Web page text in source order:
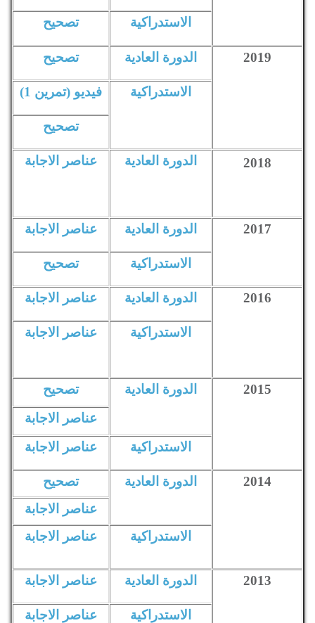
تصحيح الاستدراكية
تصحيح الدورة العادية 2019
فيديو (تمرين 1) الاستدراكية
تصحيح
عناصر الاجابة الدورة العادية 2018
عناصر الاجابة الدورة العادية 2017
تصحيح الاستدراكية
عناصر الاجابة الدورة العادية 2016
عناصر الاجابة الاستدراكية
تصحيح الدورة العادية
2015
عناصر الاجابة
عناصر الاجابة
الاستدراكية
تصحيح الدورة العادية
2014
عناصر الاجابة
عناصر الاجابة
الاستدراكية
عناصر الاجابة الدورة العادية 2013
عناصر الاجابة الاستدراكية
ACCUEIL :
Accueil
Mot du Président
Certification
Partenariat
Suggestions